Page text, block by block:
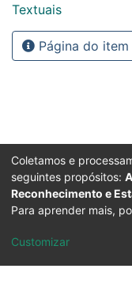
Textuais
Página do
Coletamos e
seguintes propósitos:
Reconhecimento e
Para aprender mais,
Customizar